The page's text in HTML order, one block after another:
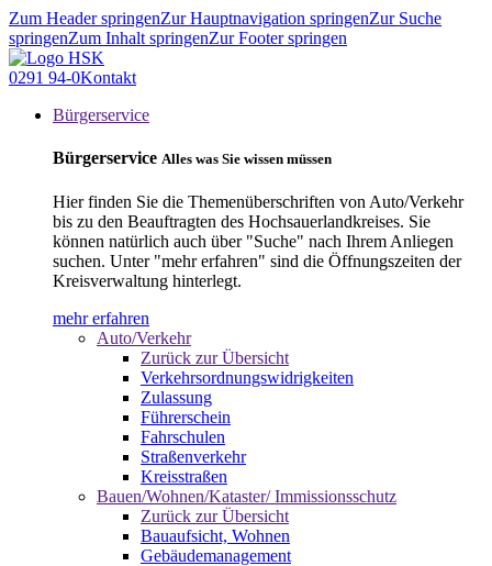
Zum Header springenZur Hauptnavigation springenZur Suche
springenZum Inhalt springenZur Footer springen
0291 94-0Kontakt
Bürgerservice
Bürgerservice Alles was Sie wissen müssen
Hier finden Sie die Themenüberschriften von Auto/Verkehr
bis zu den Beauftragten des Hochsauerlandkreises. Sie
können natürlich auch über "Suche" nach Ihrem Anliegen
suchen. Unter "mehr erfahren" sind die Öffnungszeiten der
Kreisverwaltung hinterlegt.
mehr erfahren
Auto/Verkehr
Zurück zur Übersicht
Verkehrsordnungswidrigkeiten
Zulassung
Führerschein
Fahrschulen
Straßenverkehr
Kreisstraßen
Bauen/Wohnen/Kataster/ Immissionsschutz
Zurück zur Übersicht
Bauaufsicht, Wohnen
Gebäudemanagement